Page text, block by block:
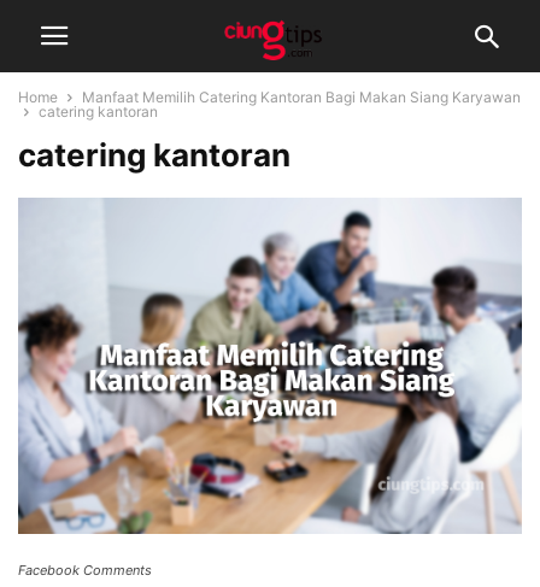
Home
Manfaat Memilih Catering Kantoran Bagi Makan Siang Karyawan
catering kantoran
catering kantoran
Facebook Comments